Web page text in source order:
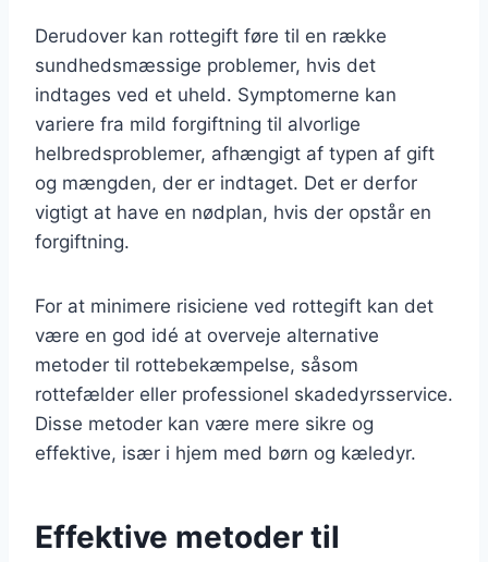
Derudover kan rottegift føre til en række
sundhedsmæssige problemer, hvis det
indtages ved et uheld. Symptomerne kan
variere fra mild forgiftning til alvorlige
helbredsproblemer, afhængigt af typen af gift
og mængden, der er indtaget. Det er derfor
vigtigt at have en nødplan, hvis der opstår en
forgiftning.
For at minimere risiciene ved rottegift kan det
være en god idé at overveje alternative
metoder til rottebekæmpelse, såsom
rottefælder eller professionel skadedyrsservice.
Disse metoder kan være mere sikre og
effektive, især i hjem med børn og kæledyr.
Effektive metoder til